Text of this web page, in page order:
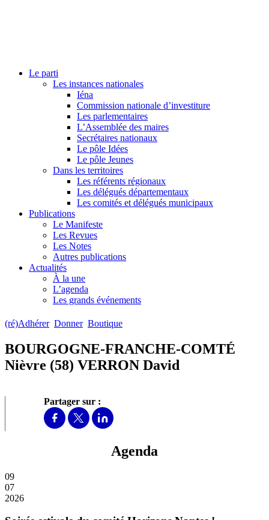
Le parti
Les instances nationales
Iéna
Commission nationale d’investiture
Les parlementaires
L’Assemblée des maires
Secrétaires nationaux
Le pôle Idées
Le pôle Jeunes
Dans les territoires
Les référents régionaux
Les délégués départementaux
Les comités et délégués municipaux
Publications
Le Manifeste
Les Revues
Les Notes
Autres publications
Actualités
À la une
L’agenda
Les grands événements
(ré)Adhérer Donner Boutique
BOURGOGNE-FRANCHE-COMTÉ
Nièvre (58) VERRON David
Partager sur :
Agenda
09
07
2026